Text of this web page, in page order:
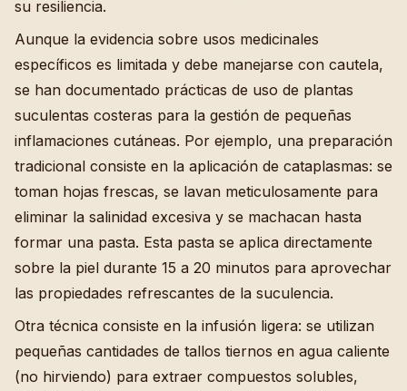
su resiliencia.
Aunque la evidencia sobre usos medicinales
específicos es limitada y debe manejarse con cautela,
se han documentado prácticas de uso de plantas
suculentas costeras para la gestión de pequeñas
inflamaciones cutáneas. Por ejemplo, una preparación
tradicional consiste en la aplicación de cataplasmas: se
toman hojas frescas, se lavan meticulosamente para
eliminar la salinidad excesiva y se machacan hasta
formar una pasta. Esta pasta se aplica directamente
sobre la piel durante 15 a 20 minutos para aprovechar
las propiedades refrescantes de la suculencia.
Otra técnica consiste en la infusión ligera: se utilizan
pequeñas cantidades de tallos tiernos en agua caliente
(no hirviendo) para extraer compuestos solubles,